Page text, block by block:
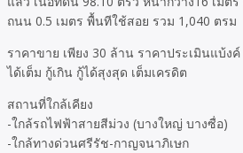
ถนน 0.5 เมตร พื้นทีใช้สอย รวม 1,040 ตรม
ราคาขาย เพียง 30 ล้าน ราคาประเมินแบ้
ได้เต็ม กู้เกิน กู้ได้สุงสุด เต็มเครดิต
สถานที่ใกล้เคียง
-ใกล้รถไฟฟ้าสายสีม่วง (บางใหญ่ บางซื่อ)
-ใกล้ทางด่วนศรีรัช-กาญจนาภิเษก